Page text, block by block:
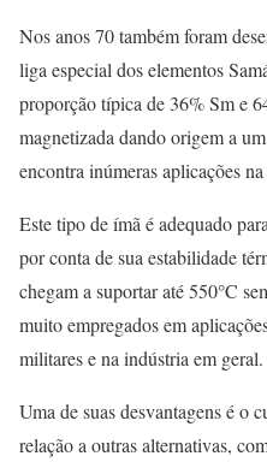
Nos anos 70 também foram
liga especial dos elementos
proporção típica de 36% Sm e
magnetizada dando origem a
encontra inúmeras aplicações
Este tipo de ímã é adequado
por conta de sua estabilidade
chegam a suportar até 550°C
muito empregados em
militares e na indústria em geral.
Uma de suas desvantagens é o
relação a outras alternativas,